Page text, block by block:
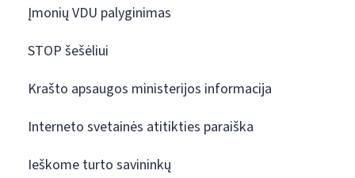
Įmonių VDU palyginimas
STOP šešėliui
Krašto apsaugos ministerijos informacija
Interneto svetainės atitikties paraiška
Ieškome turto savininkų